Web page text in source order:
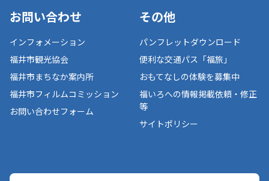
お問い合わせ
インフォメーション
福井市観光協会
福井市まちなか案内所
福井市フィルムコミッション
お問い合わせフォーム
その他
パンフレットダウンロード
便利な交通パス「福旅」
おもてなしの体験を募集中
福いろへの情報掲載依頼・修正
等
サイトポリシー